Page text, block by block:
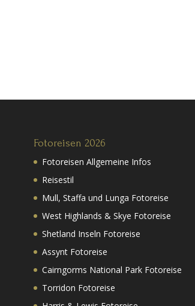
Fotoreisen 2026
Fotoreisen Allgemeine Infos
Reisestil
Mull, Staffa und Lunga Fotoreise
West Highlands & Skye Fotoreise
Shetland Inseln Fotoreise
Assynt Fotoreise
Cairngorms National Park Fotoreise
Torridon Fotoreise